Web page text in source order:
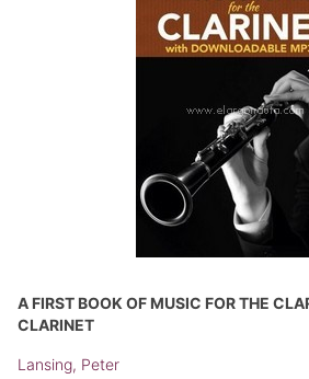
A FIRST BOOK OF MUSIC FOR THE
CLARINET
Lansing, Peter